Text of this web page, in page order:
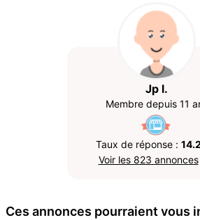
Jp l.
Membre depuis 11
Taux de réponse :
Voir les 823 annonces
Ces annonces pourraient vous